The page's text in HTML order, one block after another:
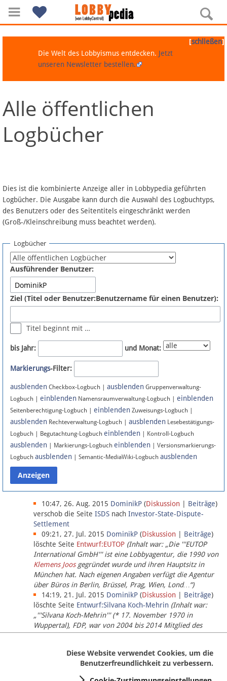
Navigation
Über Lobbypedia
Artikel nach Kategorien
FAQ
Fördermitglied werden
Fehler melden
Newsletter
Bluesky
Facebook
Instagram
Anmelden
Datenschutz
Über Lobbypedia
Impressum
[schließen]
Die Welt des Lobbyismus entdecken. Jetzt
unseren Newsletter bestellen.
Alle öffentlichen
Logbücher
Dies ist die kombinierte Anzeige aller in Lobbypedia geführten
Logbücher. Die Ausgabe kann durch die Auswahl des Logbuchtyps,
des Benutzers oder des Seitentitels eingeschränkt werden
(Groß-/Kleinschreibung muss beachtet werden).
Logbücher
Ausführender Benutzer:
Ziel (Titel oder Benutzer:Benutzername für einen Benutzer):
Titel beginnt mit …
bis Jahr: und Monat:
Markierungs-Filter:
ausblenden Checkbox-Logbuch | ausblenden Gruppenverwaltung-
Logbuch | einblenden Namensraumverwaltung-Logbuch | einblenden
Seitenberechtigung-Logbuch | einblenden Zuweisungs-Logbuch |
ausblenden Rechteverwaltung-Logbuch | ausblenden Lesebestätigungs-
Logbuch | Begutachtung-Logbuch einblenden | Kontroll-Logbuch
ausblenden | Markierungs-Logbuch einblenden | Versionsmarkierungs-
Logbuch ausblenden | Semantic-MediaWiki-Logbuch ausblenden
10:47, 26. Aug. 2015 DominikP (Diskussion Beiträge)
verschob die Seite ISDS nach Investor-State-Dispute-
Settlement
09:21, 27. Jul. 2015 DominikP (Diskussion Beiträge)
löschte Seite Entwurf:EUTOP (Inhalt war: „Die '''EUTOP
International GmbH''' ist eine Lobbyagentur, die 1990 von
Klemens Joosgegründet wurde und ihren Hauptsitz in
München hat. Nach eigenen Angaben verfügt die Agentur
über Büros in Berlin, Brüssel, Prag, Wien, Lond…“)
14:19, 21. Jul. 2015 DominikP (Diskussion Beiträge)
löschte Seite Entwurf:Silvana Koch-Mehrin (Inhalt war:
„'''Silvana Koch-Mehrin''' (* 17. November 1970 in
Wuppertal), FDP, war von 2004 bis 2014 Mitglied des
Europäischen Parlaments, seit November 2014 ist sie für
Diese Website verwendet Cookies, um die
Benutzerfreundlichkeit zu verbessern.